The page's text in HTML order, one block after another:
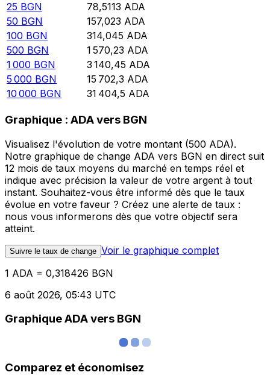
25 BGN 78,5113 ADA
50 BGN 157,023 ADA
100 BGN 314,045 ADA
500 BGN 1 570,23 ADA
1 000 BGN 3 140,45 ADA
5 000 BGN 15 702,3 ADA
10 000 BGN 31 404,5 ADA
Graphique : ADA vers BGN
Visualisez l'évolution de votre montant (500 ADA).
Notre graphique de change ADA vers BGN en direct suit
12 mois de taux moyens du marché en temps réel et
indique avec précision la valeur de votre argent à tout
instant. Souhaitez-vous être informé dès que le taux
évolue en votre faveur ? Créez une alerte de taux :
nous vous informerons dès que votre objectif sera
atteint.
Suivre le taux de change Voir le graphique complet
1 ADA = 0,318426 BGN
6 août 2026, 05:43 UTC
Graphique ADA vers BGN
Comparez et économisez